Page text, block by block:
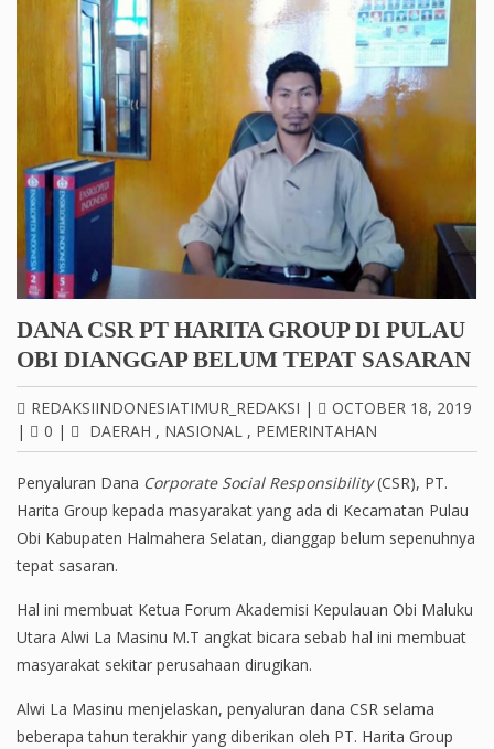
DANA CSR PT HARITA GROUP DI PULAU
OBI DIANGGAP BELUM TEPAT SASARAN
REDAKSIINDONESIATIMUR_REDAKSI |
OCTOBER 18, 2019
|
0 | DAERAH , NASIONAL , PEMERINTAHAN
Penyaluran Dana Corporate Social Responsibility(CSR), PT.
Harita Group kepada masyarakat yang ada di Kecamatan Pulau
Obi Kabupaten Halmahera Selatan, dianggap belum sepenuhnya
tepat sasaran.
Hal ini membuat Ketua Forum Akademisi Kepulauan Obi Maluku
Utara Alwi La Masinu M.T angkat bicara sebab hal ini membuat
masyarakat sekitar perusahaan dirugikan.
Alwi La Masinu menjelaskan, penyaluran dana CSR selama
beberapa tahun terakhir yang diberikan oleh PT. Harita Group